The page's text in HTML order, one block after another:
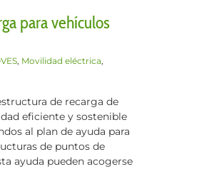
para vehículos
, Movilidad eléctrica,
de recarga de
eficiente y sostenible
al plan de ayuda para
de puntos de
ayuda pueden acogerse